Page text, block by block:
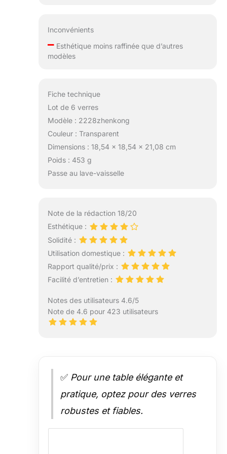
Inconvénients
–Esthétique moins raffinée que d’autres
modèles
Fiche technique
Lot de 6 verres
Modèle : 2228zhenkong
Couleur : Transparent
Dimensions : 18,54 x 18,54 x 21,08 cm
Poids : 453 g
Passe au lave-vaisselle
Note de la rédaction 18/20
Esthétique :
Solidité :
Utilisation domestique :
Rapport qualité/prix :
Facilité d’entretien :
Notes des utilisateurs 4.6/5
Note de 4.6 pour 423 utilisateurs
✅ Pour une table élégante et
pratique, optez pour des verres
robustes et fiables.